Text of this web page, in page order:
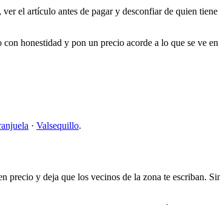
el artículo antes de pagar y desconfiar de quien
honestidad y pon un precio acorde a lo que se ve
· Valsequillo.
precio y deja que los vecinos de la zona te escriban.